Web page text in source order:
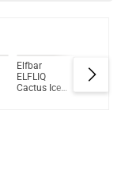
Elfbar
ELFLIQ
Cactus Ice
Elfbar
ELFLIQ